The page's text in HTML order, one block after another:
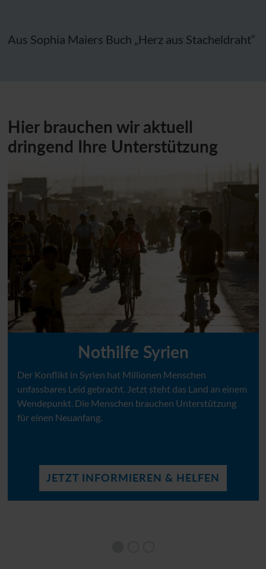
Aus Sophia Maiers Buch „Herz aus Stacheldraht“
Hier brauchen wir aktuell
dringend Ihre Unterstützung
Nothilfe Syrien
Der Konflikt in Syrien hat Millionen Menschen
unfassbares Leid gebracht. Jetzt steht das Land an einem
Wendepunkt. Die Menschen brauchen Unterstützung
für einen Neuanfang.
JETZT INFORMIEREN & HELFEN